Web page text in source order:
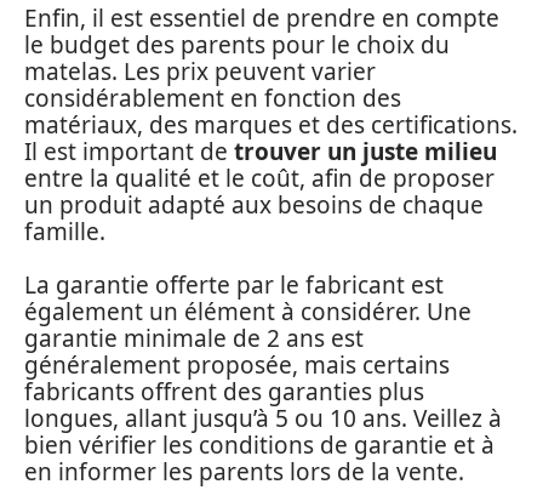
Enfin, il est essentiel de prendre en compte
le budget des parents pour le choix du
matelas. Les prix peuvent varier
considérablement en fonction des
matériaux, des marques et des certifications.
Il est important de trouver un juste milieu
entre la qualité et le coût, afin de proposer
un produit adapté aux besoins de chaque
famille.
La garantie offerte par le fabricant est
également un élément à considérer. Une
garantie minimale de 2 ans est
généralement proposée, mais certains
fabricants offrent des garanties plus
longues, allant jusqu’à 5 ou 10 ans. Veillez à
bien vérifier les conditions de garantie et à
en informer les parents lors de la vente.